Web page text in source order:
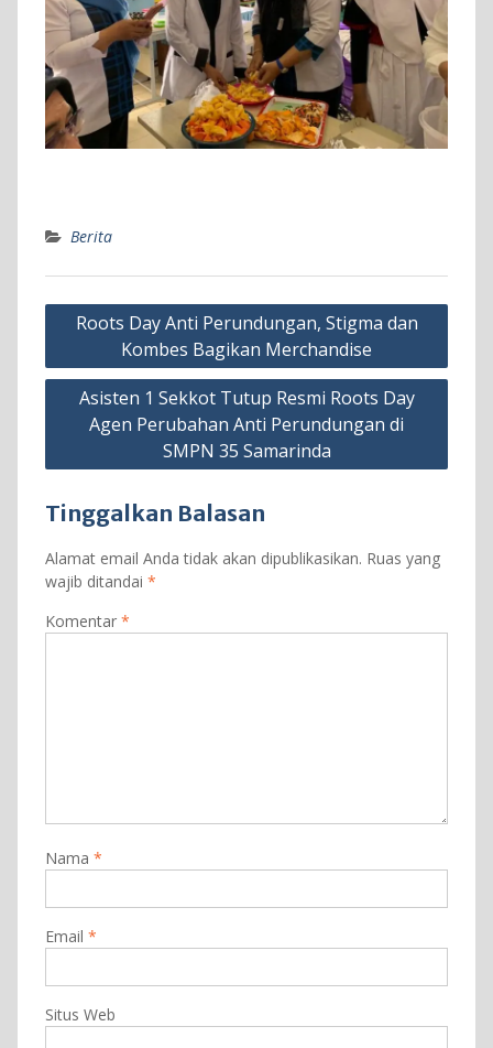
Berita
Navigasi
Roots Day Anti Perundungan, Stigma dan
Kombes Bagikan Merchandise
Asisten 1 Sekkot Tutup Resmi Roots Day
Agen Perubahan Anti Perundungan di
SMPN 35 Samarinda
Tinggalkan Balasan
Alamat email Anda tidak akan dipublikasikan. Ruas yang
wajib ditandai *
Komentar *
Nama *
Email *
Situs Web